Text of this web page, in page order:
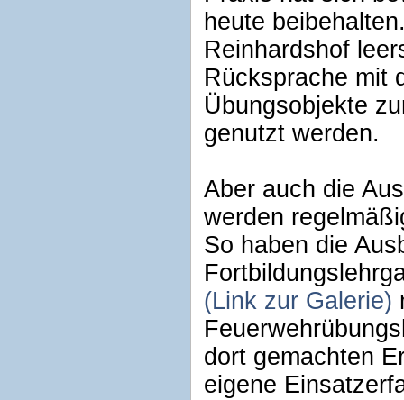
heute
Reinhardshof
Rücksprache mit
Übungsobjekte
genutzt werden.
Aber auch die
werden
So haben die
(Link zur Galerie)
dort gemachten
eigene